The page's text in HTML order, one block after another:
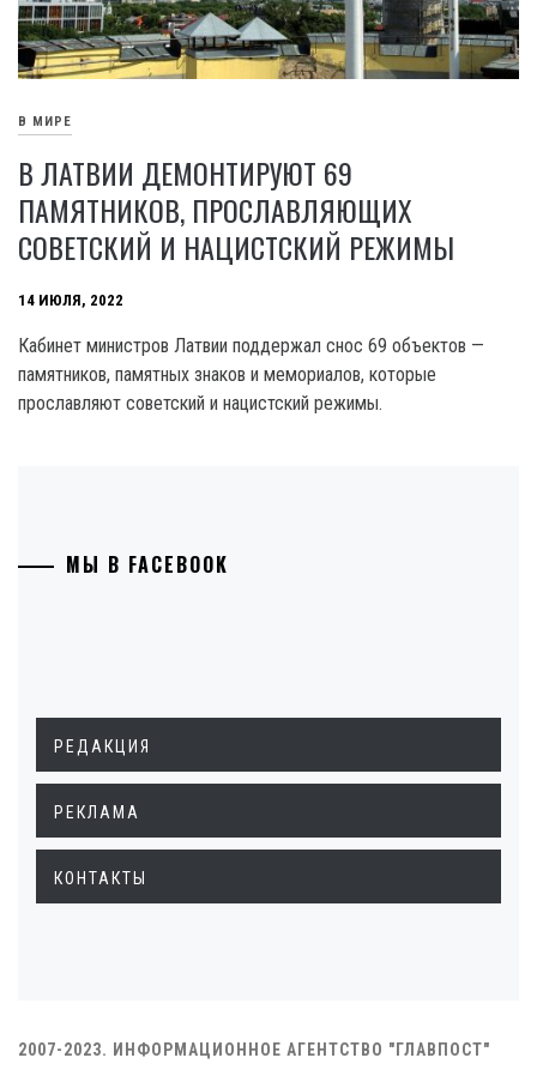
В МИРЕ
В ЛАТВИИ ДЕМОНТИРУЮТ 69
ПАМЯТНИКОВ, ПРОСЛАВЛЯЮЩИХ
СОВЕТСКИЙ И НАЦИСТСКИЙ РЕЖИМЫ
14 ИЮЛЯ, 2022
Кабинет министров Латвии поддержал снос 69 объектов —
памятников, памятных знаков и мемориалов, которые
прославляют советский и нацистский режимы.
МЫ В FACEBOOK
РЕДАКЦИЯ
РЕКЛАМА
КОНТАКТЫ
2007-2023. ИНФОРМАЦИОННОЕ АГЕНТСТВО "ГЛАВПОСТ"